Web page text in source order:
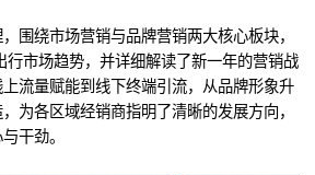
围绕市场营销与品牌营销两大核心板块，
行市场趋势，并详细解读了新一年的营销战
流量赋能到线下终端引流，从品牌形象升
为各区域经销商指明了清晰的发展方向，
干劲。